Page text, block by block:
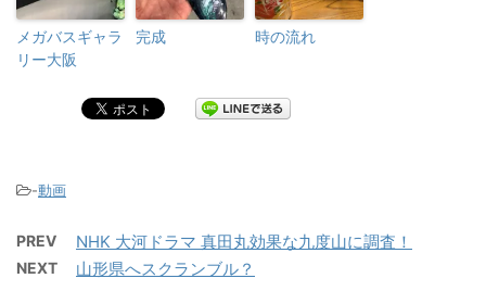
メガバスギャラ
リー大阪
完成 時の流れ
-動画
PREV NHK 大河ドラマ 真田丸効果な九度山に調査！
NEXT 山形県へスクランブル？